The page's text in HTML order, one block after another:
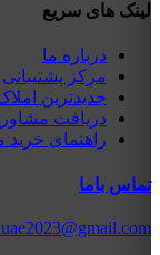
لینک های سریع
درباره ما
مرکز پشتیبانی
جدیدترین
دریافت
راهنمای خرید
تماس باما